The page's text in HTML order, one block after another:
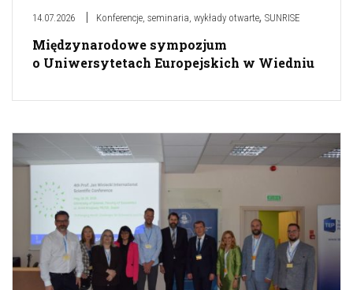
14.07.2026 Konferencje, seminaria, wykłady otwarte, SUNRISE
Międzynarodowe sympozjum
o Uniwersytetach Europejskich w Wiedniu